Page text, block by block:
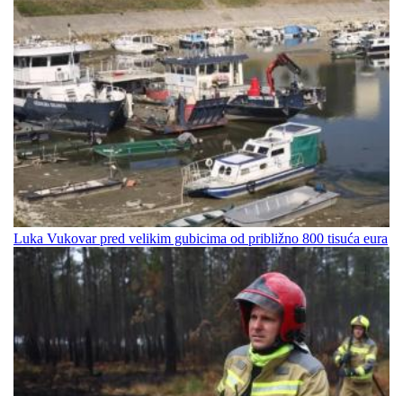
Luka Vukovar pred velikim gubicima od približno 800 tisuća eura